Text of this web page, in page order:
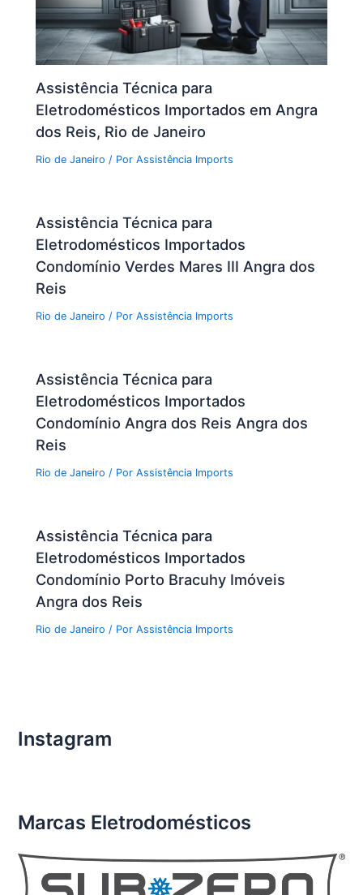
Assistência Técnica para
Eletrodomésticos Importados em Angra
dos Reis, Rio de Janeiro
Rio de Janeiro / PorAssistência Imports
Assistência Técnica para
Eletrodomésticos Importados
Condomínio Verdes Mares III Angra dos
Reis
Rio de Janeiro / PorAssistência Imports
Assistência Técnica para
Eletrodomésticos Importados
Condomínio Angra dos Reis Angra dos
Reis
Rio de Janeiro / PorAssistência Imports
Assistência Técnica para
Eletrodomésticos Importados
Condomínio Porto Bracuhy Imóveis
Angra dos Reis
Rio de Janeiro / PorAssistência Imports
Instagram
Marcas Eletrodomésticos